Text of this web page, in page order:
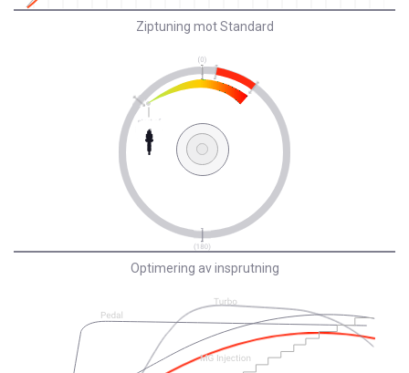
Ziptuning mot Standard
Optimering av insprutning